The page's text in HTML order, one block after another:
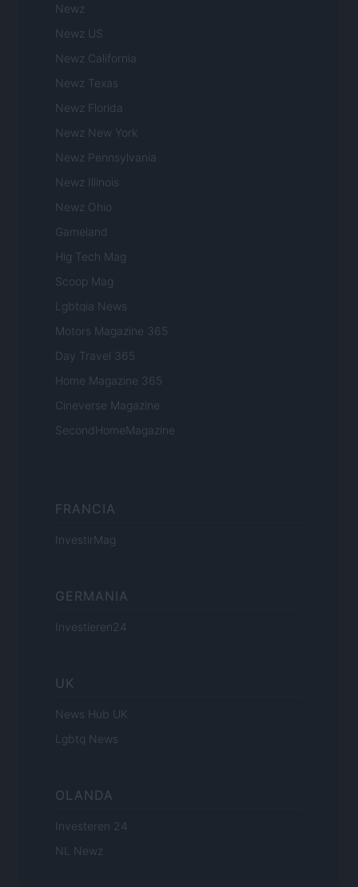
Newz
Newz US
Newz California
Newz Texas
Newz Florida
Newz New York
Newz Pennsylvania
Newz Illinois
Newz Ohio
Gameland
Hig Tech Mag
Scoop Mag
Lgbtqia News
Motors Magazine 365
Day Travel 365
Home Magazine 365
Cineverse Magazine
SecondHomeMagazine
FRANCIA
InvestirMag
GERMANIA
Investieren24
UK
News Hub UK
Lgbtq News
OLANDA
Investeren 24
NL Newz